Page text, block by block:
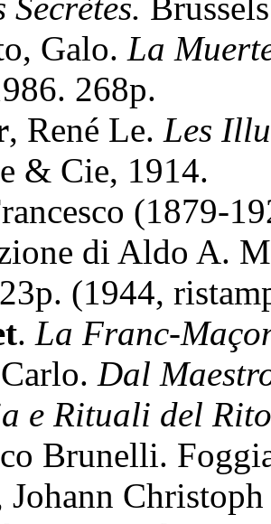
Galo. La
268p.
, René Le. Les
& Cie, 1914.
(1879-
di Aldo A.
(1944,
. La Franc-
Dal
e Rituali del Rito
Brunelli.
Johann